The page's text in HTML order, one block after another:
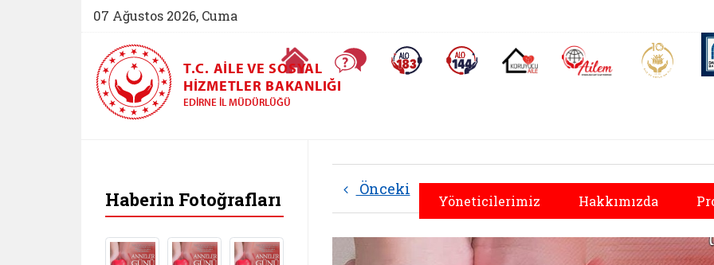
07 Ağustos 2026, Cuma
Ana Sayfa Sıkça Sorulan SorularAlo 183 (yeni sekmede açılır)Alo 144 (yeni sekmede açılır)Koruyucu Aile (yeni sekmede açılır)
AİLEM İletişim Aile ve
T.C. AILE VE SOSYAL
HIZMETLER BAKANLIĞI
EDIRNE İL MÜDÜRLÜĞÜ
Yöneticilerimiz Hakkımızda
Önceki
Haberin Fotoğrafları